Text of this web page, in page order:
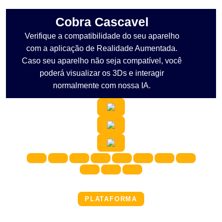
Cobra Cascavel
Verifique a compatibilidade do seu aparelho
com a aplicação de Realidade Aumentada.
Caso seu aparelho não seja compatível, você
poderá visualizar os 3Ds e interagir
normalmente com nossa IA.
PLATAFORMA